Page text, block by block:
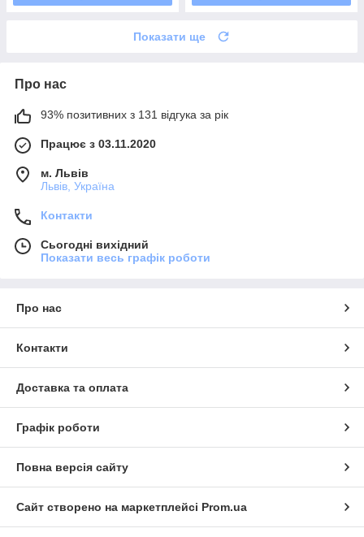
Показати ще
Про нас
93% позитивних з 131 відгука за рік
Працює з 03.11.2020
м. Львів
Львів, Україна
Контакти
Сьогодні вихідний
Показати весь графік роботи
Про нас
Контакти
Доставка та оплата
Графік роботи
Повна версія сайту
Сайт створено на маркетплейсі Prom.ua